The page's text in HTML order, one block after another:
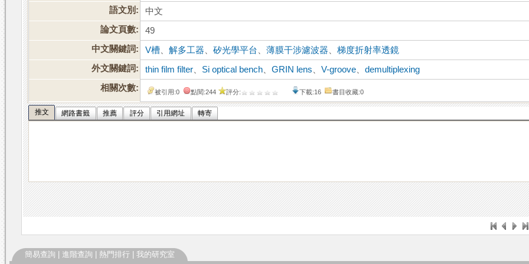
語文別:
中文
論文頁數:
49
中文關鍵詞:
V槽 、解多工器 、矽光學平台 、薄膜干涉濾波器 、梯度折射率透鏡
外文關鍵詞:
thin film filter Si optical bench 、GRIN lens 、V-groove 、demultiplexing
相關次數:
被引用:0 點閱:244 評分: 下載:16 書目收藏:0
推文 網路書籤 推薦 評分 引用網址 轉寄
簡易查詢 進階查詢 熱門排行 我的研究室